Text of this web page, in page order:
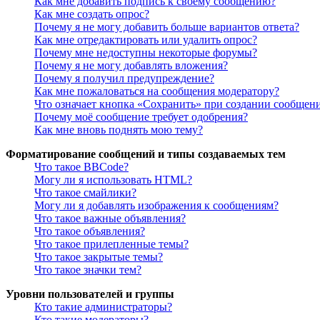
Как мне создать опрос?
Почему я не могу добавить больше вариантов ответа?
Как мне отредактировать или удалить опрос?
Почему мне недоступны некоторые форумы?
Почему я не могу добавлять вложения?
Почему я получил предупреждение?
Как мне пожаловаться на сообщения модератору?
Что означает кнопка «Сохранить» при создании
Почему моё сообщение требует одобрения?
Как мне вновь поднять мою тему?
Форматирование сообщений и типы создаваемых тем
Что такое BBCode?
Могу ли я использовать HTML?
Что такое смайлики?
Могу ли я добавлять изображения к сообщениям?
Что такое важные объявления?
Что такое объявления?
Что такое прилепленные темы?
Что такое закрытые темы?
Что такое значки тем?
Уровни пользователей и группы
Кто такие администраторы?